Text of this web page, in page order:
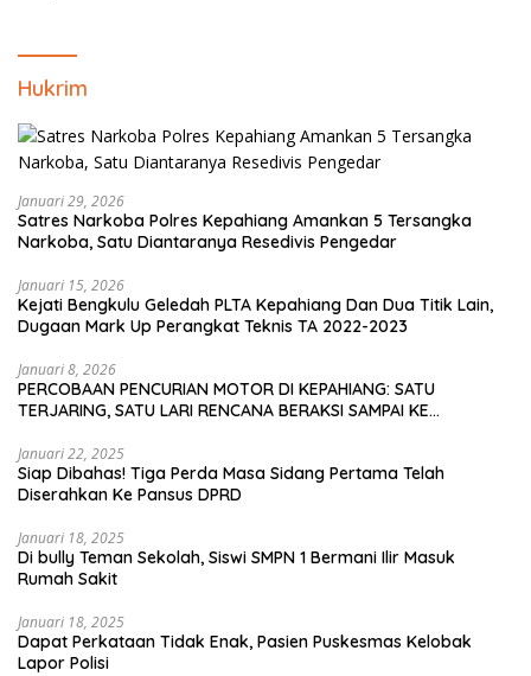
Hukrim
Januari 29, 2026
Satres Narkoba Polres Kepahiang Amankan 5 Tersangka
Narkoba, Satu Diantaranya Resedivis Pengedar
Januari 15, 2026
Kejati Bengkulu Geledah PLTA Kepahiang Dan Dua Titik Lain,
Dugaan Mark Up Perangkat Teknis TA 2022-2023
Januari 8, 2026
PERCOBAAN PENCURIAN MOTOR DI KEPAHIANG: SATU
TERJARING, SATU LARI RENCANA BERAKSI SAMPAI KE
Januari 22, 2025
Siap Dibahas! Tiga Perda Masa Sidang Pertama Telah
Diserahkan Ke Pansus DPRD
Januari 18, 2025
Di bully Teman Sekolah, Siswi SMPN 1 Bermani Ilir Masuk
Rumah Sakit
Januari 18, 2025
Dapat Perkataan Tidak Enak, Pasien Puskesmas Kelobak
Lapor Polisi